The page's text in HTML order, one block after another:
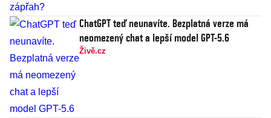
ChatGPT teď neunavíte. Bezplatná verze má
neomezený chat a lepší model GPT-5.6
Živě.cz